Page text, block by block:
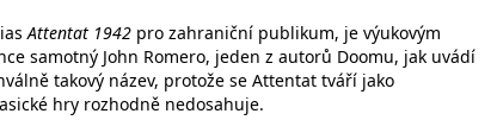
Attentat 1942 pro zahraniční publikum, je výukovým
samotný John Romero, jeden z autorů Doomu, jak uvádí
takový název, protože se Attentat tváří jako
hry rozhodně nedosahuje.